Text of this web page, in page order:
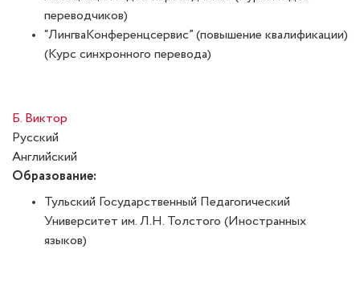
переводчиков)
“ЛингваКонференцсервис” (повышение квалификации)
(Курс синхронного перевода)
Б. Виктор
Русский
Английский
Образование:
Тульский Государственный Педагогический
Университет им. Л.Н. Толстого (Иностранных
языков)